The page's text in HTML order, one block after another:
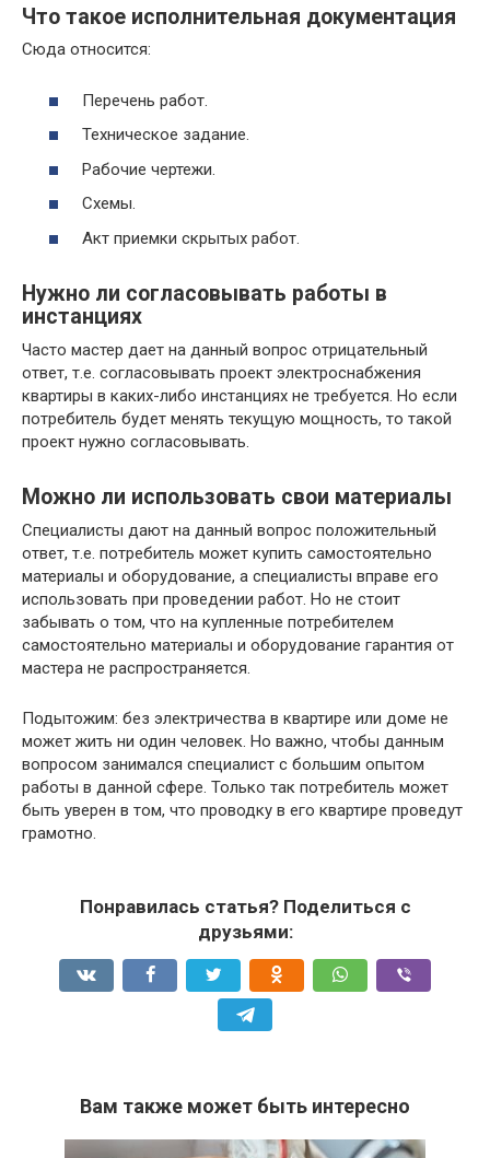
Что такое исполнительная документация
Сюда относится:
Перечень работ.
Техническое задание.
Рабочие чертежи.
Схемы.
Акт приемки скрытых работ.
Нужно ли согласовывать работы в
инстанциях
Часто мастер дает на данный вопрос отрицательный
ответ, т.е. согласовывать проект электроснабжения
квартиры в каких-либо инстанциях не требуется. Но если
потребитель будет менять текущую мощность, то такой
проект нужно согласовывать.
Можно ли использовать свои материалы
Специалисты дают на данный вопрос положительный
ответ, т.е. потребитель может купить самостоятельно
материалы и оборудование, а специалисты вправе его
использовать при проведении работ. Но не стоит
забывать о том, что на купленные потребителем
самостоятельно материалы и оборудование гарантия от
мастера не распространяется.
Подытожим: без электричества в квартире или доме не
может жить ни один человек. Но важно, чтобы данным
вопросом занимался специалист с большим опытом
работы в данной сфере. Только так потребитель может
быть уверен в том, что проводку в его квартире проведут
грамотно.
Понравилась статья? Поделиться с
друзьями:
Вам также может быть интересно